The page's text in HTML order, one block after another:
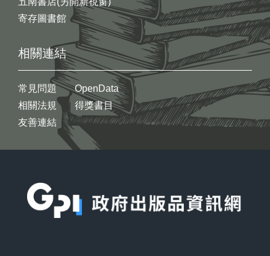
寄存圖書館
相關連結
常見問題
相關法規
友善連結
OpenData
得獎書目